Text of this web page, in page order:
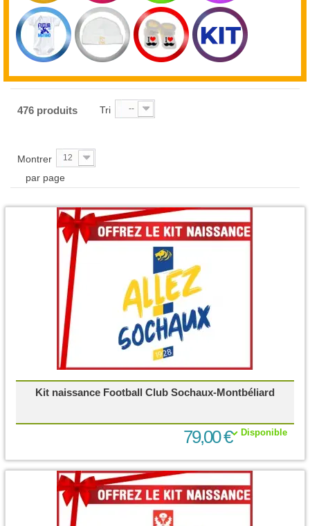
476 produits Tri --
Montrer 12
par page
Kit naissance Football Club Sochaux-Montbéliard
Disponible
79,00 €